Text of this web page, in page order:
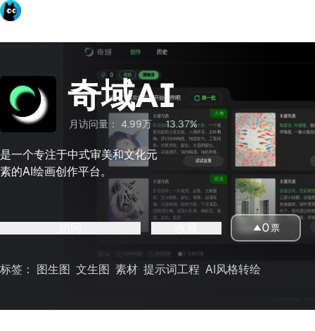
奇域AI
月访问量： 4.99万 13.37%
是一个专注于中式审美和文化元
素的AI绘画创作平台。
0票
标签： 图生图 文生图 素材 提示词工程 AI风格转绘